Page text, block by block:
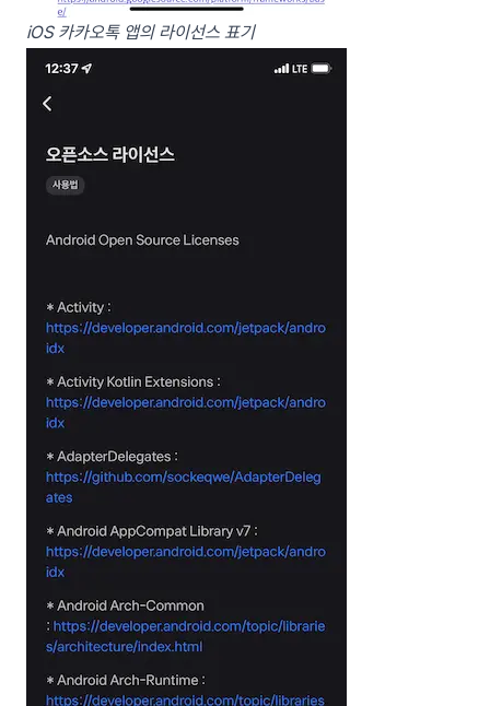
iOS 카카오톡 앱의 라이선스 표기